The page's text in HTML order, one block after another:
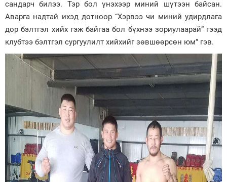
сандарч билээ. Тэр бол үнэхээр миний шүтээн байсан.
Аварга надтай ихэд дотноор “Хэрвээ чи миний удирдлага
дор бэлтгэл хийх гэж байгаа бол бүхнээ зориулаарай” гээд
клубтээ бэлтгэл сургуулилт хийхийг зөвшөөрсөн юм” гэв.